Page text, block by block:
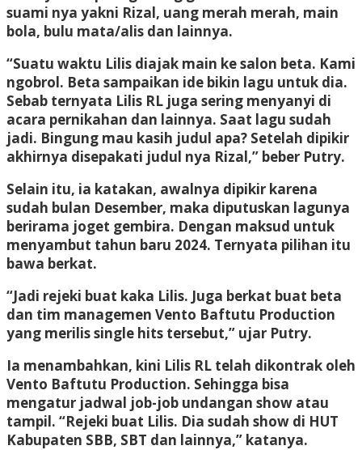
suami nya yakni Rizal, uang merah merah, main
bola, bulu mata/alis dan lainnya.
“Suatu waktu Lilis diajak main ke salon beta. Kami
ngobrol. Beta sampaikan ide bikin lagu untuk dia.
Sebab ternyata Lilis RL juga sering menyanyi di
acara pernikahan dan lainnya. Saat lagu sudah
jadi. Bingung mau kasih judul apa? Setelah dipikir
akhirnya disepakati judul nya Rizal,” beber Putry.
Selain itu, ia katakan, awalnya dipikir karena
sudah bulan Desember, maka diputuskan lagunya
berirama joget gembira. Dengan maksud untuk
menyambut tahun baru 2024. Ternyata pilihan itu
bawa berkat.
“Jadi rejeki buat kaka Lilis. Juga berkat buat beta
dan tim managemen Vento Baftutu Production
yang merilis single hits tersebut,” ujar Putry.
Ia menambahkan, kini Lilis RL telah dikontrak oleh
Vento Baftutu Production. Sehingga bisa
mengatur jadwal job-job undangan show atau
tampil. “Rejeki buat Lilis. Dia sudah show di HUT
Kabupaten SBB, SBT dan lainnya,” katanya.